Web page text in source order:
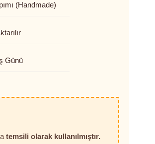
(Handmade)
Günü
temsili olarak kullanılmıştır.